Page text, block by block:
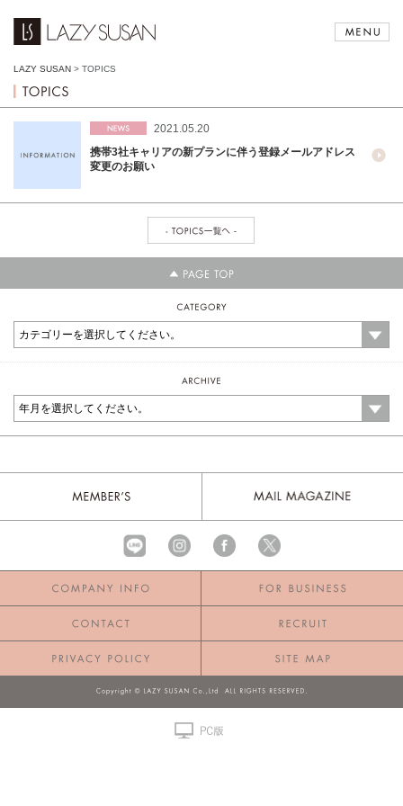
LAZY SUSAN > TOPICS
2021.05.20
携帯3社キャリアの新プランに伴う登録メールアドレス
変更のお願い